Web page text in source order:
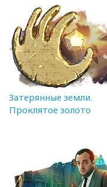
Затерянные земли.
Проклятое золото